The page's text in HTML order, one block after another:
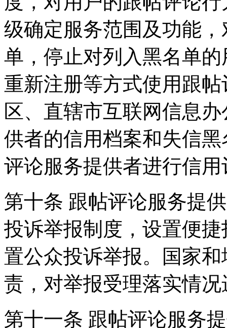
级确定服务范围及功能
单，停止对列入黑名单
重新注册等方式使用跟
区、直辖市互联网信息
供者的信用档案和失信
评论服务提供者进行信用
第十条 跟帖评论服务提
投诉举报制度，设置便
置公众投诉举报。国家
责，对举报受理落实情
第十一条 跟帖评论服务